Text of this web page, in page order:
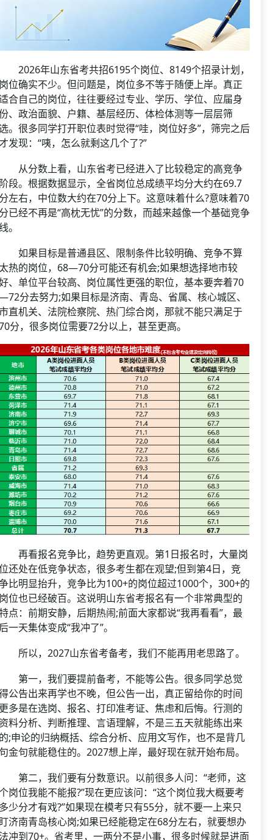
年山东省考共招6195个岗位、8149个招录计划，
位确实不少。但问题是，岗位多不等于随便上岸。真正
合自己的岗位，往往要经过专业、学历、学位、应届身
、政治面貌、户籍、基层经历、体检体测等一层层筛
。很多同学打开职位表时觉得“哇，岗位好多”，筛完之后
发现：“咦，怎么就剩这几个了?”
分数上看，山东省考已经进入了比较稳定的高竞争
段。根据数据显示，全省岗位总成绩平均分大约在69.7
左右，中位数大约在70分上下。这意味着什么?意味着70
已经不再是“高枕无忧”的分数，而越来越像一个基础竞争
。
果目标是普通县区、限制条件比较明确、竞争不算
热的岗位，68—70分可能还有机会;如果想选择地市较
、单位平台较高、岗位属性更强的职位，基本要奔着70
分去努力;如果目标是济南、青岛、省属、核心城区、
直机关、法院检察院、热门综合岗，那就不能只满足于
分，很多岗位需要72分以上，甚至更高。
看报名竞争比，趋势更直观。第1日报名时，大量岗
还处在低竞争状态，很多考生都在观望;但到第4日，竞
比明显抬升，竞争比为100+的岗位超过1000个，300+的
位也已经破百。这说明山东省考报名有一个非常典型的
点：前期安静，后期热闹;前面大家都说“我再看看”，最
一天集体变成“我冲了”。
以，2027山东省考备考，我们不能再用老思路了。
一，我们要提前备考，不能等公告。很多同学总觉
公告出来再学也不晚，但公告一出，真正留给你的时间
多是在选岗、报名、打印准考证、焦虑和后悔。行测的
料分析、判断推理、言语理解，不是三五天就能练出来
;申论的归纳概括、综合分析、应用文写作，也不是背几
金句就能稳住的。2027想上岸，最好现在就开始布局。
二，我们要有分数意识。以前很多人问：“老师，这
岗位我能不能报?”现在更应该问：“这个岗位我大概要考
少分才有戏?”如果现在模考只有55分，就不要一上来只
济南青岛核心岗;如果已经能稳定在68分左右，就要想办
冲到70+。省考里，一两分不是小事，很多时候就是进面